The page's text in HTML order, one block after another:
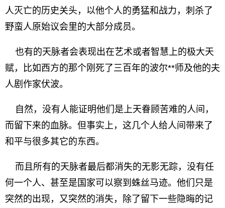
人灭亡的历史关头，以他个人的勇猛和战力，刺杀了
野蛮人原始议会里的大部分成员。
也有的天脉者会表现出在艺术或者智慧上的极大天
赋，比如西方的那个刚死了三百年的波尔**师及他的夫
人剧作家伏波。
自然，没有人能证明他们是上天眷顾苦难的人间，
而留下来的血脉。但事实上，这几个人给人间带来了
和平与很多其它的东西。
而且所有的天脉者最后都消失的无影无踪，没有任
何一个人、甚至是国家可以察到蛛丝马迹。他们只是
突然的出现，又突然的消失，除了留下一些隐晦的记